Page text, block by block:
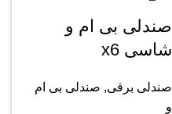
صندلی بی ام و
شاسی x6
صندلی برقی, صندلی بی ام
و